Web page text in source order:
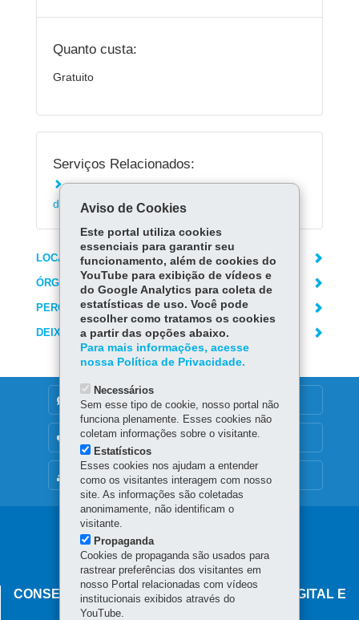
Quanto custa:
Gratuito
Serviços Relacionados:
Registrar solicitação na ouvidoria do Estado
do Paraná
LOCAIS DE ATENDIMENTO
ÓRGÃO RESPONSÁVEL
PERGUNTAS FREQUENTES
DEIXE SUA OPINIÃO
MAPA DO SITE
DENUNCIE CORRUPÇÃO
OUVIDORIA
Navegação
principal
CONSELHO ESTADUAL DE GOVERNANÇA DIGITAL E
SEGURANÇA DA INFORMAÇÃO
Aviso de Cookies
Este portal utiliza cookies
essenciais para garantir seu
funcionamento, além de cookies do
YouTube para exibição de vídeos e
do Google Analytics para coleta de
estatísticas de uso. Você pode
escolher como tratamos os cookies
a partir das opções abaixo.
Para mais informações, acesse
nossa Política de Privacidade.
Necessários
Sem esse tipo de cookie, nosso portal não
funciona plenamente. Esses cookies não
coletam informações sobre o visitante.
Estatísticos
Esses cookies nos ajudam a entender
como os visitantes interagem com nosso
site. As informações são coletadas
anonimamente, não identificam o
visitante.
Propaganda
Cookies de propaganda são usados para
rastrear preferências dos visitantes em
nosso Portal relacionadas com vídeos
institucionais exibidos através do
YouTube.